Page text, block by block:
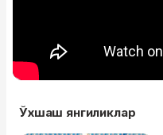
Ўхшаш янгиликлар